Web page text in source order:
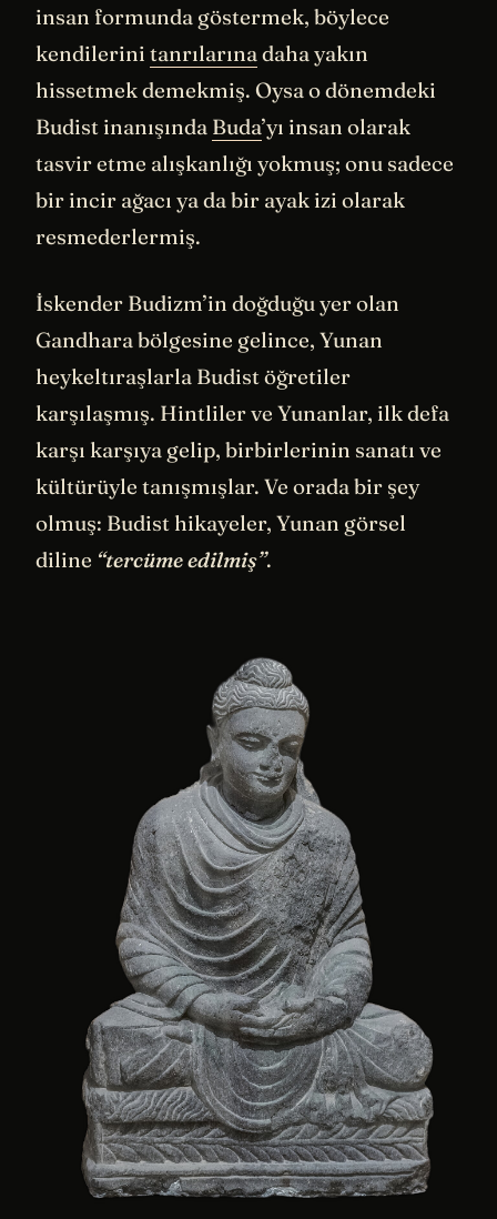
insan formunda göstermek, böylece
kendilerini tanrılarınadaha yakın
hissetmek demekmiş. Oysa o dönemdeki
Budist inanışında Buda’yı insan olarak
tasvir etme alışkanlığı yokmuş; onu sadece
bir incir ağacı ya da bir ayak izi olarak
resmederlermiş.
İskender Budizm’in doğduğu yer olan
Gandhara bölgesine gelince, Yunan
heykeltıraşlarla Budist öğretiler
karşılaşmış. Hintliler ve Yunanlar, ilk defa
karşı karşıya gelip, birbirlerinin sanatı ve
kültürüyle tanışmışlar. Ve orada bir şey
olmuş: Budist hikayeler, Yunan görsel
diline “tercüme edilmiş”.